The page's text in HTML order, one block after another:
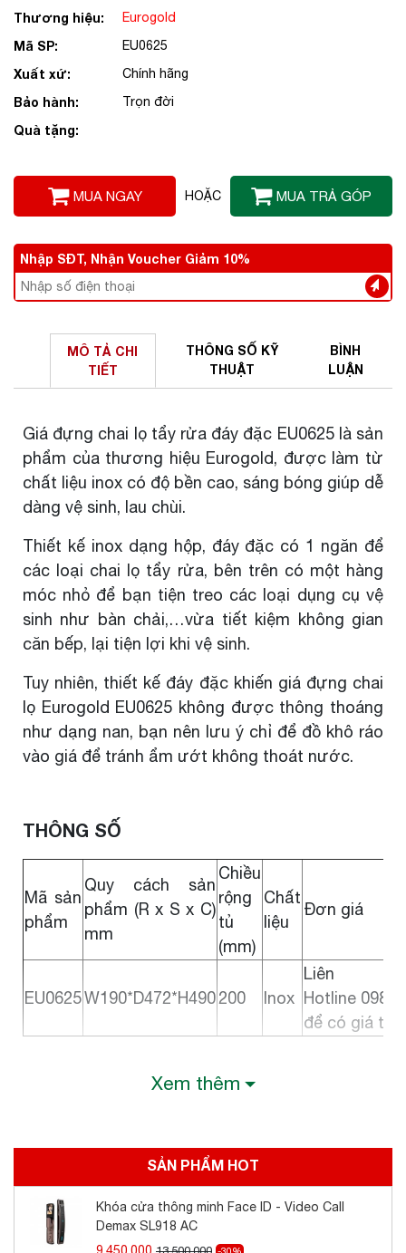
Thương hiệu: Eurogold
Mã SP: EU0625
Xuất xứ: Chính hãng
Bảo hành: Trọn đời
Quà tặng:
MUA NGAY HOẶC MUA TRẢ GÓP
Nhập SĐT, Nhận Voucher Giảm 10%
MÔ TẢ CHI
TIẾT
THÔNG SỐ KỸ
THUẬT
BÌNH
LUẬN
Giá đựng chai lọ tẩy rửa đáy đặc EU0625 là sản
phẩm của thương hiệu Eurogold, được làm từ
chất liệu inox có độ bền cao, sáng bóng giúp dễ
dàng vệ sinh, lau chùi.
Thiết kế inox dạng hộp, đáy đặc có 1 ngăn để
các loại chai lọ tẩy rửa, bên trên có một hàng
móc nhỏ để bạn tiện treo các loại dụng cụ vệ
sinh như bàn chải,…vừa tiết kiệm không gian
căn bếp, lại tiện lợi khi vệ sinh.
Tuy nhiên, thiết kế đáy đặc khiến giá đựng chai
lọ Eurogold EU0625 không được thông thoáng
như dạng nan, bạn nên lưu ý chỉ để đồ khô ráo
vào giá để tránh ẩm ướt không thoát nước.
THÔNG SỐ
Mã sản
phẩm
Quy cách sản
phẩm (R x S x C)
mm
Chiều
rộng
tủ
(mm)
Chất
liệu
Đơn giá
EU0625W190*D472*H490200 Inox
Liên
Hotline
để có giá tốt
Xem thêm
SẢN PHẨM HOT
Khóa cửa thông minh Face ID - Video Call
Demax SL918 AC